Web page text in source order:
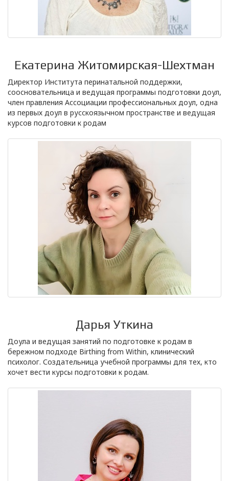
Екатерина Житомирская-Шехтман
Директор Института перинатальной поддержки,
соосновательница и ведущая программы подготовки доул,
член правления Ассоциации профессиональных доул, одна
из первых доул в русскоязычном пространстве и ведущая
курсов подготовки к родам
Дарья Уткина
Доула и ведущая занятий по подготовке к родам в
бережном подходе Birthing from Within, клинический
психолог. Создательница учебной программы для тех, кто
хочет вести курсы подготовки к родам.